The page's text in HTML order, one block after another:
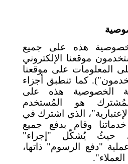
هذه على جميع
موقعنا الإلكتروني
المعلومات على موقعنا
كما تنطبق أجزاء
الخصوصية هذه على
هو المُستخدم
الذي اشترك في
وقام بدفع جميع
حيثُ يُشكّل "إجراء"
"دفع الرسوم" ذاتها،
العملاء".